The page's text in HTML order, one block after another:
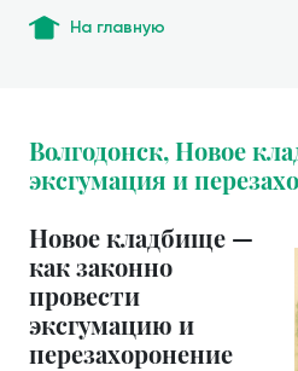
На главную
Волгодонск, Новое
эксгумация и
Новое кладбище —
как законно
провести
эксгумацию и
перезахоронение